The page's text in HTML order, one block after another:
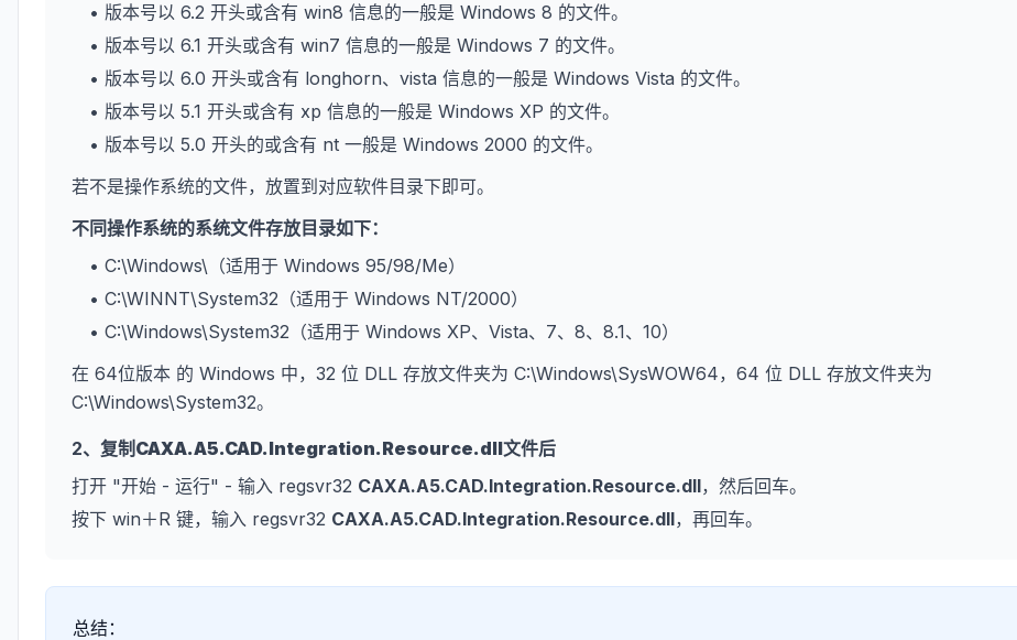
• 版本号以 6.2 开头或含有 win8 信息的一般是 Windows 8 的文件。
• 版本号以 6.1 开头或含有 win7 信息的一般是 Windows 7 的文件。
• 版本号以 6.0 开头或含有 longhorn、vista 信息的一般是 Windows Vista 的文件。
• 版本号以 5.1 开头或含有 xp 信息的一般是 Windows XP 的文件。
• 版本号以 5.0 开头的或含有 nt 一般是 Windows 2000 的文件。
若不是操作系统的文件，放置到对应软件目录下即可。
不同操作系统的系统文件存放目录如下：
• C:\Windows\（适用于 Windows 95/98/Me）
• C:\WINNT\System32（适用于 Windows NT/2000）
• C:\Windows\System32（适用于 Windows XP、Vista、7、8、8.1、10）
在 64位版本 的 Windows 中，32 位 DLL 存放文件夹为 C:\Windows\SysWOW64，64 位 DLL 存放文件夹为
C:\Windows\System32。
2、复制 CAXA.A5.CAD.Integration.Resource.dll文件后
打开 "开始 - 运行" - 输入 regsvr32 CAXA.A5.CAD.Integration.Resource.dll，然后回车。
按下 win＋R 键，输入 regsvr32 CAXA.A5.CAD.Integration.Resource.dll，再回车。
总结：